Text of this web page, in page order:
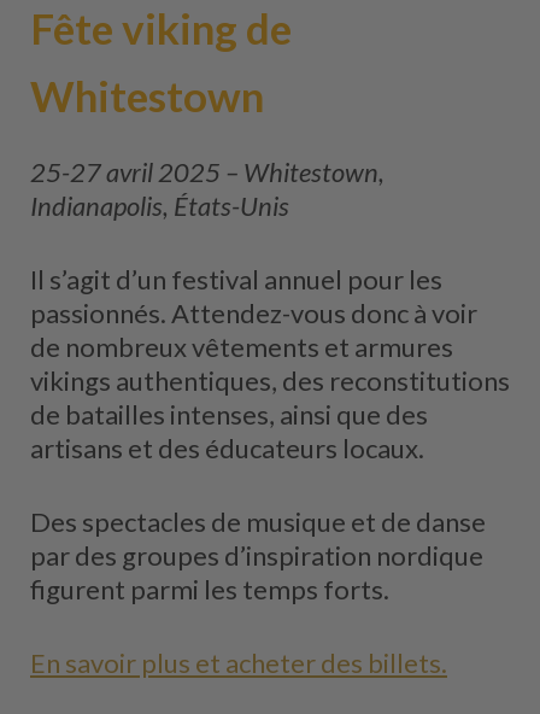
Fête viking de
Whitestown
25-27 avril 2025 – Whitestown,
Indianapolis, États-Unis
Il s’agit d’un festival annuel pour les
passionnés. Attendez-vous donc à voir
de nombreux vêtements et armures
vikings authentiques, des reconstitutions
de batailles intenses, ainsi que des
artisans et des éducateurs locaux.
Des spectacles de musique et de danse
par des groupes d’inspiration nordique
figurent parmi les temps forts.
En savoir plus et acheter des billets.